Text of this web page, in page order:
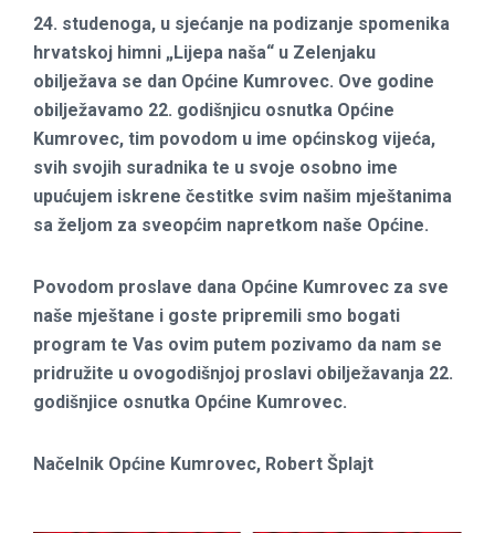
24. studenoga, u sjećanje na podizanje spomenika
hrvatskoj himni „Lijepa naša“ u Zelenjaku
obilježava se dan Općine Kumrovec. Ove godine
obilježavamo 22. godišnjicu osnutka Općine
Kumrovec, tim povodom u ime općinskog vijeća,
svih svojih suradnika te u svoje osobno ime
upućujem iskrene čestitke svim našim mještanima
sa željom za sveopćim napretkom naše Općine.
Povodom proslave dana Općine Kumrovec za sve
naše mještane i goste pripremili smo bogati
program te Vas ovim putem pozivamo da nam se
pridružite u ovogodišnjoj proslavi obilježavanja 22.
godišnjice osnutka Općine Kumrovec.
Načelnik Općine Kumrovec, Robert Šplajt